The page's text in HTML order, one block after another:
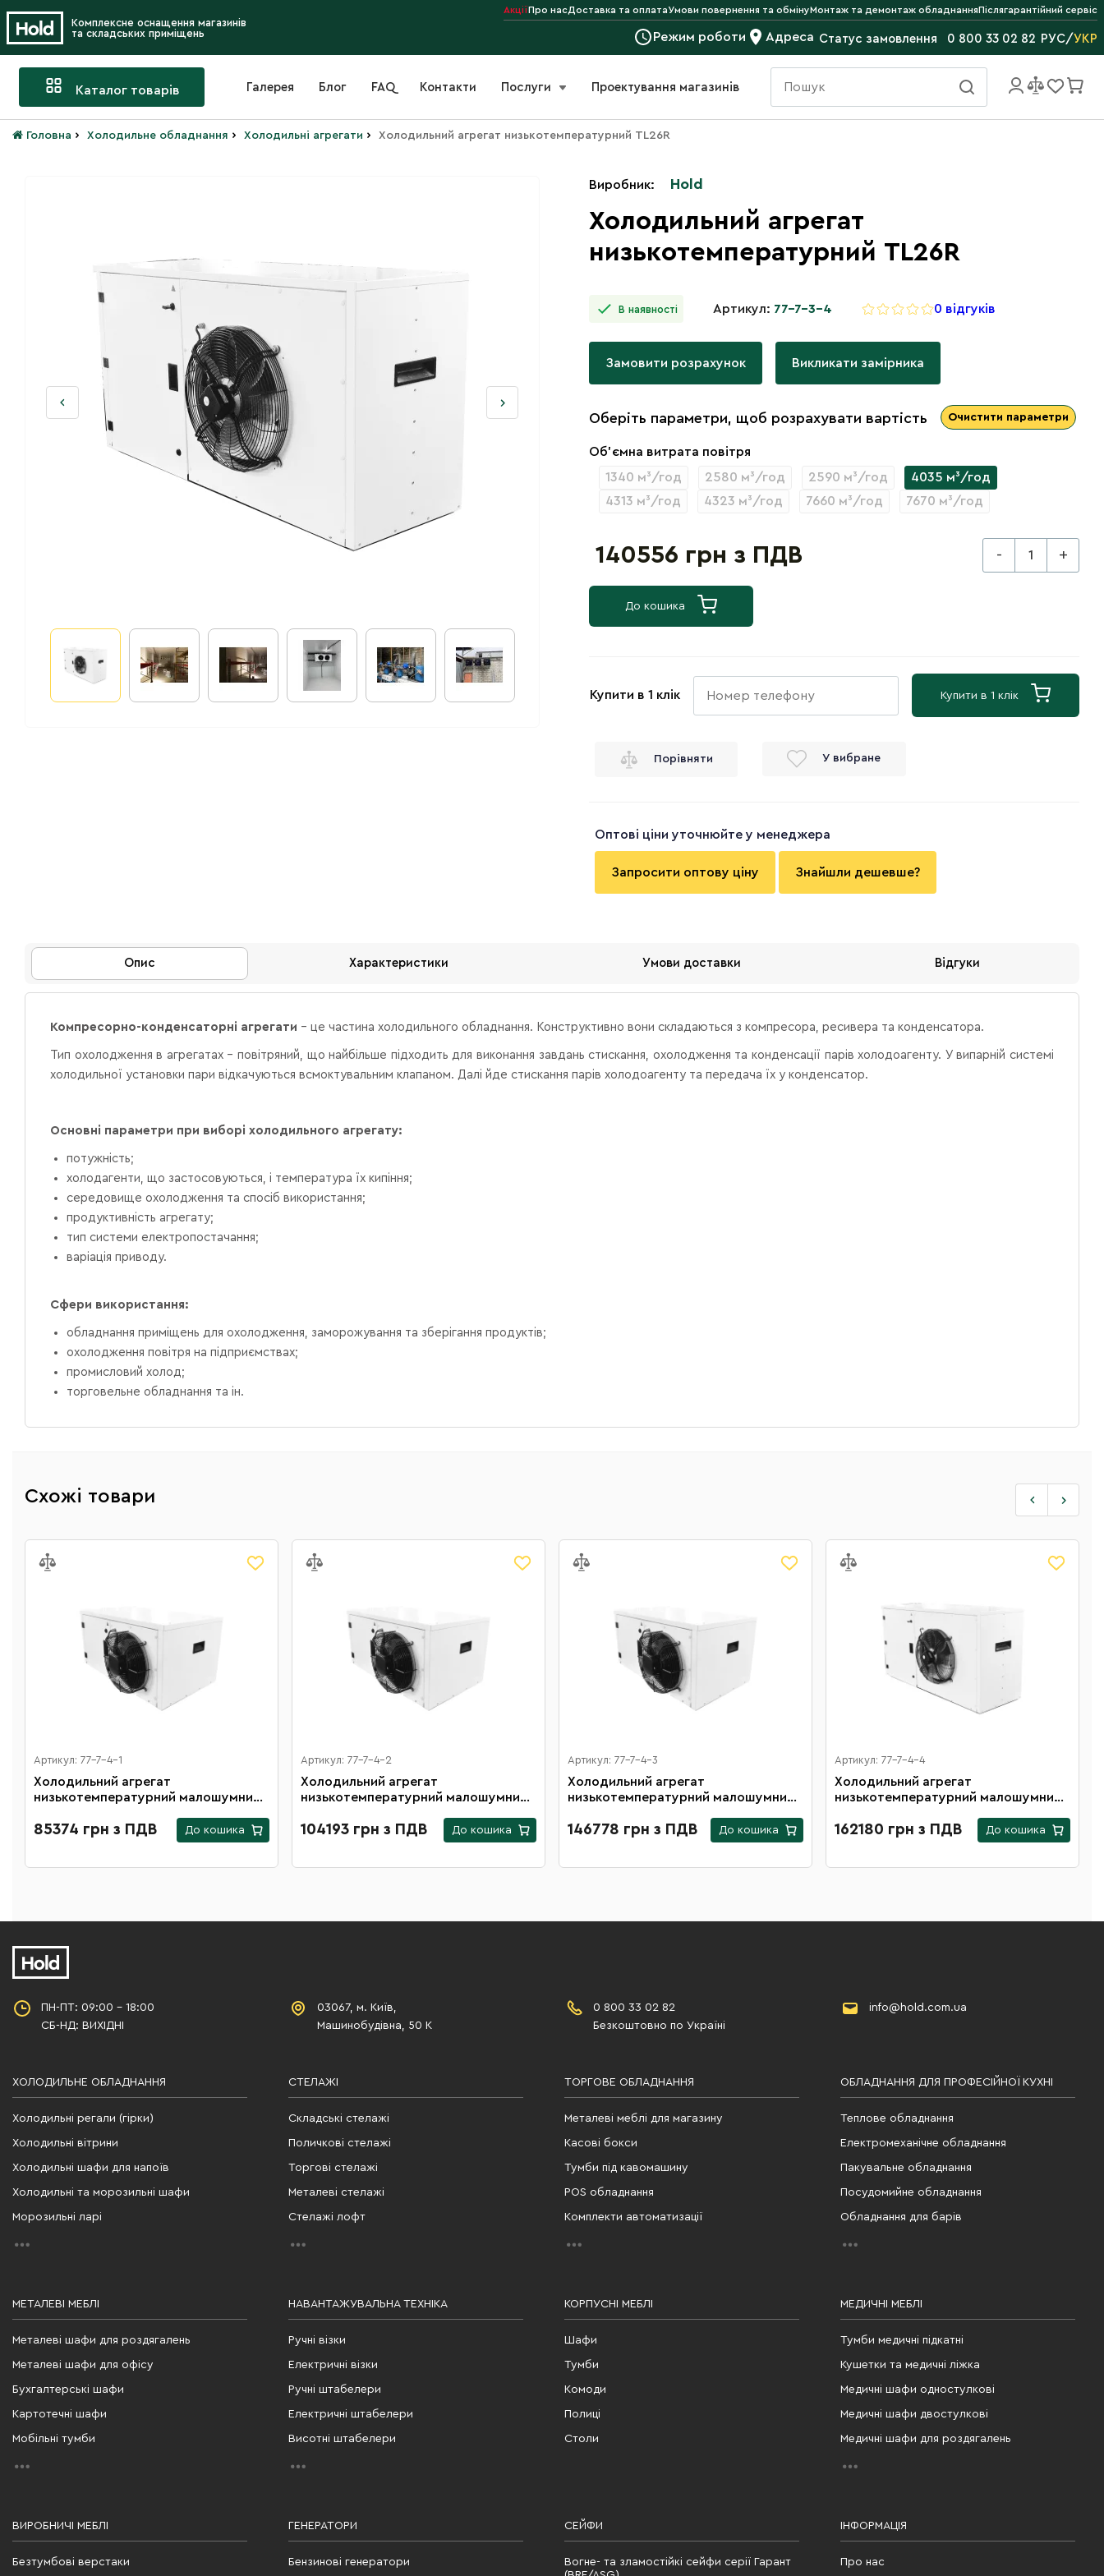
Комплексне оснащення магазинів
та складських приміщень
АкціїПро насДоставка та оплатаУмови повернення та обмінуМонтаж та демонтаж обладнанняПіслягарантійний сервіс
Режим роботи Адреса Статус замовлення 0 800 33 02 82 РУС/УКР
Каталог товарів Галерея Блог FAQ Контакти Послуги Проектування магазинів
Головна › Холодильне обладнання › Холодильні агрегати › Холодильний агрегат низькотемпературний ТL26R
Виробник: Hold
Холодильний агрегат
низькотемпературний ТL26R
В наявності Артикул: 77-7-3-4 0 відгуків
Замовити розрахунок Викликати замірника
Оберіть параметри, щоб розрахувати вартість Очистити параметри
Об’ємна витрата повітря
1340 м³/год
2580 м³/год 2590 м³/год
4035 м³/год
4313 м³/год
4323 м³/год 7660 м³/год 7670 м³/год
140556 грн з ПДВ - +
До кошика
Купити в 1 клік Купити в 1 клік
Порівняти У вибране
Оптові ціни уточнюйте у менеджера
Запросити оптову ціну Знайшли дешевше?
Опис Характеристики Умови доставки Відгуки
Компресорно-конденсаторні агрегати – це частина холодильного обладнання. Конструктивно вони складаються з компресора, ресивера та конденсатора.
Тип охолодження в агрегатах – повітряний, що найбільше підходить для виконання завдань стискання, охолодження та конденсації парів холодоагенту. У випарній системі
холодильної установки пари відкачуються всмоктувальним клапаном. Далі йде стискання парів холодоагенту та передача їх у конденсатор.
Основні параметри при виборі холодильного агрегату:
потужність;
холодагенти, що застосовуються, і температура їх кипіння;
середовище охолодження та спосіб використання;
продуктивність агрегату;
тип системи електропостачання;
варіація приводу.
Сфери використання:
обладнання приміщень для охолодження, заморожування та зберігання продуктів;
охолодження повітря на підприємствах;
промисловий холод;
торговельне обладнання та ін.
Схожі товари
Артикул: 77-7-4-1
Холодильний агрегат
низькотемпературний малошумний
85374 грн з ПДВ До кошика
Артикул: 77-7-4-2
Холодильний агрегат
низькотемпературний малошумний
104193 грн з ПДВ До кошика
Артикул: 77-7-4-3
Холодильний агрегат
низькотемпературний малошумний
146778 грн з ПДВ До кошика
Артикул: 77-7-4-4
Холодильний агрегат
низькотемпературний малошумний
162180 грн з ПДВ До кошика
ПН-ПТ: 09:00 - 18:00
СБ-НД: ВИХІДНІ
03067, м. Київ,
Машинобудівна, 50 К
0 800 33 02 82
Безкоштовно по Україні
info@hold.com.ua
ХОЛОДИЛЬНЕ ОБЛАДНАННЯ
Холодильні регали (гірки)
Холодильні вітрини
Холодильні шафи для напоїв
Холодильні та морозильні шафи
Морозильні ларі
СТЕЛАЖІ
Складські стелажі
Поличкові стелажі
Торгові стелажі
Металеві стелажі
Стелажі лофт
ТОРГОВЕ ОБЛАДНАННЯ
Металеві меблі для магазину
Касові бокси
Тумби під кавомашину
POS обладнання
Комплекти автоматизації
ОБЛАДНАННЯ ДЛЯ ПРОФЕСІЙНОЇ КУХНІ
Теплове обладнання
Електромеханічне обладнання
Пакувальне обладнання
Посудомийне обладнання
Обладнання для барів
МЕТАЛЕВІ МЕБЛІ
Металеві шафи для роздягалень
Металеві шафи для офісу
Бухгалтерські шафи
Картотечні шафи
Мобільні тумби
НАВАНТАЖУВАЛЬНА ТЕХНІКА
Ручні візки
Електричні візки
Ручні штабелери
Електричні штабелери
Висотні штабелери
КОРПУСНІ МЕБЛІ
Шафи
Тумби
Комоди
Полиці
Столи
МЕДИЧНІ МЕБЛІ
Тумби медичні підкатні
Кушетки та медичні ліжка
Медичні шафи одностулкові
Медичні шафи двостулкові
Медичні шафи для роздягалень
ВИРОБНИЧІ МЕБЛІ
Безтумбові верстаки
ГЕНЕРАТОРИ
Бензинові генератори
СЕЙФИ
Вогне- та зламостійкі сейфи серії Гарант
ІНФОРМАЦІЯ
Про нас